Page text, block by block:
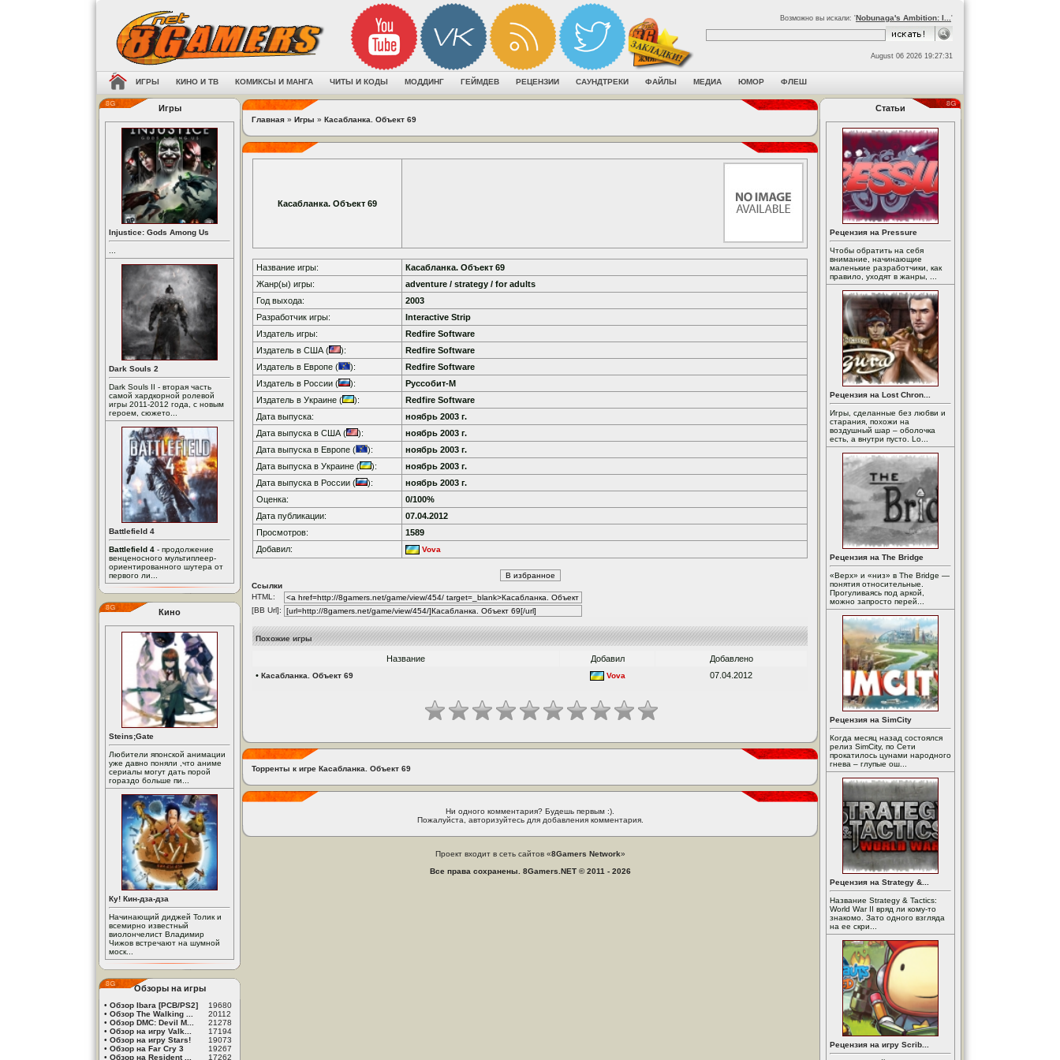
Возможно вы искали: 'Nobunaga's Ambition: I... '
August 06 2026 19:27:31
ИГРЫ КИНО И ТВ КОМИКСЫ И МАНГА ЧИТЫ И КОДЫ МОДДИНГ ГЕЙМДЕВ РЕЦЕНЗИИ САУНДТРЕКИ ФАЙЛЫ МЕДИА ЮМОР ФЛЕШ
Игры
Injustice: Gods Among Us
Dark Souls 2
Dark Souls II - вторая часть
самой хардкорной ролевой
игры 2011-2012 года, с новым
героем, сюжето...
Battlefield 4
Battlefield 4 - продолжение
венценосного мультиплеер-
ориентированного шутера от
первого ли...
Кино
Steins;Gate
Любители японской анимации
уже давно поняли ,что аниме
сериалы могут дать порой
гораздо больше пи...
Ку! Кин-дза-дза
Начинающий диджей Толик и
всемирно известный
виолончелист Владимир
Чижов встречают на шумной
моск...
Обзоры на игры
• Обзор Ibara [PCB/PS2]
19680
• Обзор The Walking ...
20112
• Обзор DMC: Devil M...
21278
• Обзор на игру Valk...
17194
• Обзор на игру Stars!
19073
• Обзор на Far Cry 3
19267
• Обзор на Resident ... 17262
Главная » Игры » Касабланка. Объект 69
Касабланка. Объект 69
Название игры:
Касабланка. Объект 69
Жанр(ы) игры:
adventure / strategy / for adults
Год выхода:
2003
Разработчик игры:
Interactive Strip
Издатель игры:
Redfire Software
Издатель в США (
):
Redfire Software
Издатель в Европе (
):
Redfire Software
Издатель в России (
):
Руссобит-М
Издатель в Украине (
):
Redfire Software
Дата выпуска:
ноябрь 2003 г.
Дата выпуска в США (
):
ноябрь 2003 г.
Дата выпуска в Европе (
):
ноябрь 2003 г.
Дата выпуска в Украине (
):
ноябрь 2003 г.
Дата выпуска в России (
):
ноябрь 2003 г.
Оценка:
0/100%
Дата публикации:
07.04.2012
Просмотров:
1589
Добавил:
Vova
Ссылки
HTML:
[BB Url]:
Похожие игры
Название Добавил
Добавлено
• Касабланка. Объект 69 Vova 07.04.2012
Торренты к игре Касабланка. Объект 69
Ни одного комментария? Будешь первым :).
Пожалуйста, авторизуйтесь для добавления комментария.
Проект входит в сеть сайтов «8Gamers Network»
Все права сохранены. 8Gamers.NET © 2011 - 2026
Статьи
Рецензия на Pressure
Чтобы обратить на себя
внимание, начинающие
маленькие разработчики, как
правило, уходят в жанры, ...
Рецензия на Lost Chron...
Игры, сделанные без любви и
старания, похожи на
воздушный шар – оболочка
есть, а внутри пусто. Lo...
Рецензия на The Bridge
«Верх» и «низ» в The Bridge —
понятия относительные.
Прогуливаясь под аркой,
можно запросто перей...
Рецензия на SimCity
Когда месяц назад состоялся
релиз SimCity, по Сети
прокатилось цунами народного
гнева – глупые ош...
Рецензия на Strategy &...
Название Strategy & Tactics:
World War II вряд ли кому-то
знакомо. Зато одного взгляда
на ее скри...
Рецензия на игру Scrib...